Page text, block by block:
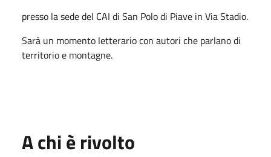
presso la sede del CAI di San Polo di Piave in Via Stadio.
Sarà un momento letterario con autori che parlano di
territorio e montagne.
A chi è rivolto